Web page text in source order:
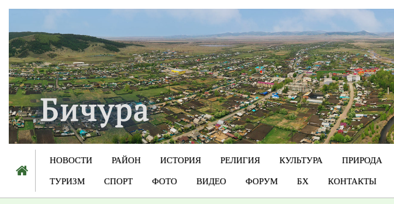
НОВОСТИ РАЙОН ИСТОРИЯ РЕЛИГИЯ КУЛЬТУРА ПРИРОДА
ТУРИЗМ СПОРТ ФОТО ВИДЕО ФОРУМ БХ КОНТАКТЫ